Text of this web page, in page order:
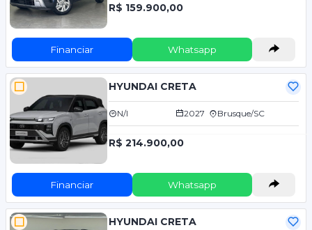
R$ 159.900,00
Financiar Whatsapp
HYUNDAI CRETA
N/I 2027 Brusque/SC
R$ 214.900,00
Financiar Whatsapp
HYUNDAI CRETA